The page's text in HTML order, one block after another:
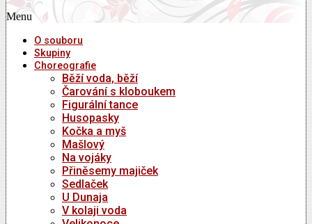
Menu
O souboru
Skupiny
Choreografie
Běží voda, běží
Čarování s kloboukem
Figurální tance
Husopasky
Kočka a myš
Mašlový
Na vojáky
Přiněsemy majiček
Sedlaček
U Dunaja
V kolaji voda